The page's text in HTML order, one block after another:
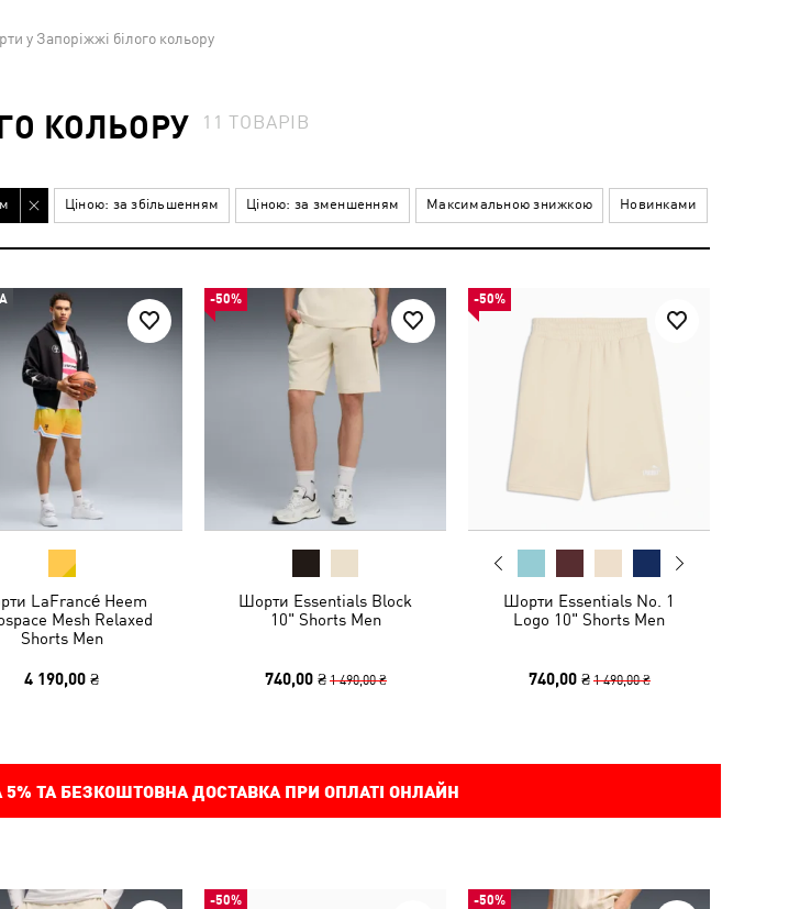
у Запоріжжі білого кольору
КОЛЬОРУ 11ТОВАРІВ
Ціною: за збільшенням Ціною: за зменшенням Максимальною знижкою Новинками
LaFrancé Heem
Mesh Relaxed
Shorts Men
4 190,00 ₴
-50%
Шорти Essentials Block
10" Shorts Men
740,00 ₴ 1 490,00 ₴
-50%
Шорти Essentials No. 1
Logo 10" Shorts Men
740,00 ₴ 1 490,00 ₴
5% ТА БЕЗКОШТОВНА ДОСТАВКА ПРИ ОПЛАТІ ОНЛАЙН
-50% -50%